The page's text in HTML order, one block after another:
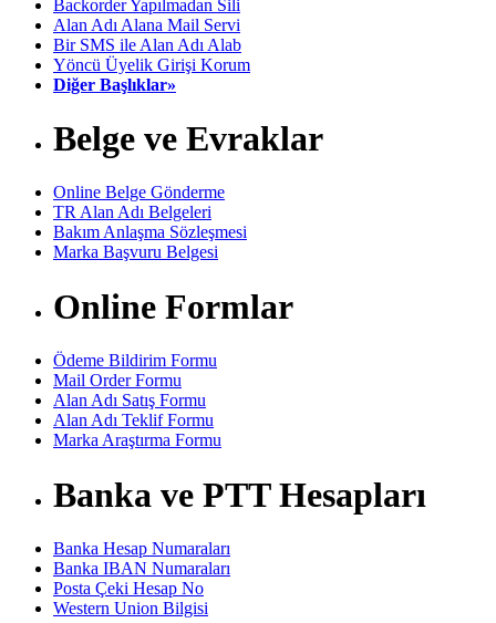
Backorder Yapılmadan Sili
Alan Adı Alana Mail Servi
Bir SMS ile Alan Adı Alab
Yöncü Üyelik Girişi Korum
Diğer Başlıklar»
Belge ve Evraklar
Online Belge Gönderme
TR Alan Adı Belgeleri
Bakım Anlaşma Sözleşmesi
Marka Başvuru Belgesi
Online Formlar
Ödeme Bildirim Formu
Mail Order Formu
Alan Adı Satış Formu
Alan Adı Teklif Formu
Marka Araştırma Formu
Banka ve PTT Hesapları
Banka Hesap Numaraları
Banka IBAN Numaraları
Posta Çeki Hesap No
Western Union Bilgisi